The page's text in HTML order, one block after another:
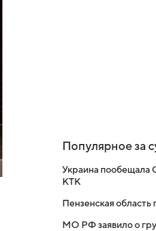
Популярное за
Украина пообещала
КТК
Пензенская область
МО РФ заявило о